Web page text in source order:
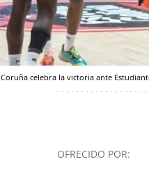
celebra la victoria ante
OFRECIDO POR: